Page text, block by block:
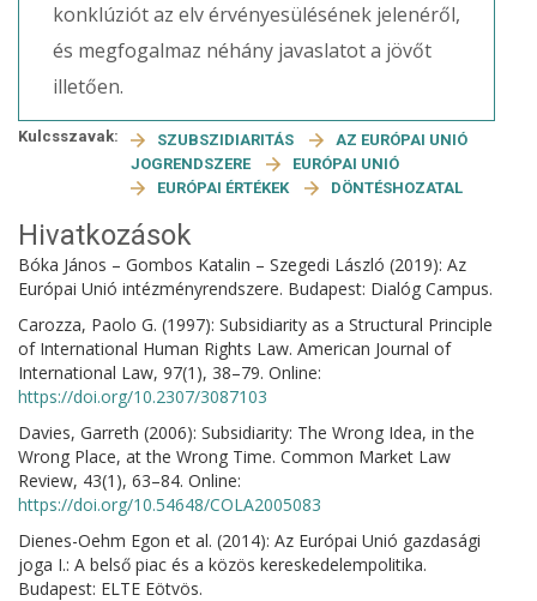
konklúziót az elv érvényesülésének jelenéről,
és megfogalmaz néhány javaslatot a jövőt
illetően.
Kulcsszavak: SZUBSZIDIARITÁS
AZ EURÓPAI UNIÓ
JOGRENDSZERE
EURÓPAI UNIÓ
EURÓPAI ÉRTÉKEK
DÖNTÉSHOZATAL
Hivatkozások
Bóka János – Gombos Katalin – Szegedi László (2019): Az
Európai Unió intézményrendszere. Budapest: Dialóg Campus.
Carozza, Paolo G. (1997): Subsidiarity as a Structural Principle
of International Human Rights Law. American Journal of
International Law, 97(1), 38–79. Online:
https://doi.org/10.2307/3087103
Davies, Garreth (2006): Subsidiarity: The Wrong Idea, in the
Wrong Place, at the Wrong Time. Common Market Law
Review, 43(1), 63–84. Online:
https://doi.org/10.54648/COLA2005083
Dienes-Oehm Egon et al. (2014): Az Európai Unió gazdasági
joga I.: A belső piac és a közös kereskedelempolitika.
Budapest: ELTE Eötvös.